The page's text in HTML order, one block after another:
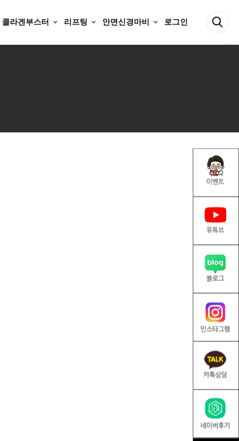
콜라겐부스터 리프팅 안면신경마비 로그인